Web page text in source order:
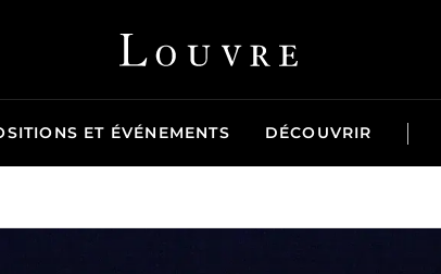
Louvre - Retour à l'accueil
ET ÉVÉNEMENTS DÉCOUVRIR